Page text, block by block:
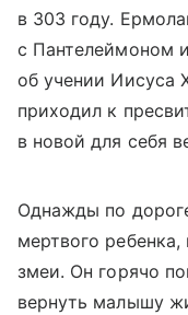
в 303 году.
с Пантелеймоном
об учении Иисуса
приходил к
в новой для себя
Однажды по
мертвого
змеи. Он горячо
вернуть малышу